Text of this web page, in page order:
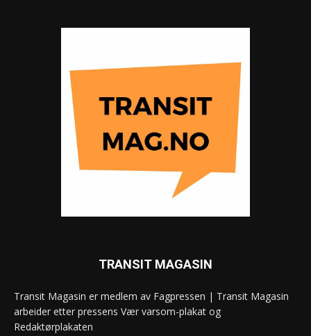
TRANSIT MAGASIN
Transit Magasin er medlem av Fagpressen | Transit Magasin
arbeider etter pressens Vær varsom-plakat og
Redaktørplakaten